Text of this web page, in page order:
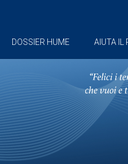
DOSSIER HUME AIUTA IL